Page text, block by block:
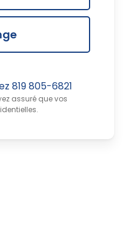
819 805-6821
assuré que vos